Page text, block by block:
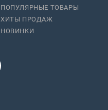
ПОПУЛЯРНЫЕ ТОВАРЫ
ХИТЫ ПРОДАЖ
НОВИНКИ